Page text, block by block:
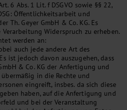
6 Abs. 1 Lit. f DSGVO sowie §§ 22,
Öffentlichkeitsarbeit und
Th. Geyer GmbH & Co. KG. Es
Widerspruch zu erheben.
werden an:
auch jede andere Art des
ist jedoch davon auszugehen, dass
& Co. KG der Anfertigung und
in die Rechte und
eingreift, insbes. da sich diese
haben, auf die Anfertigung und
und bei der Veranstaltung